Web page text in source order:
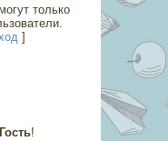
только
]
Гость!